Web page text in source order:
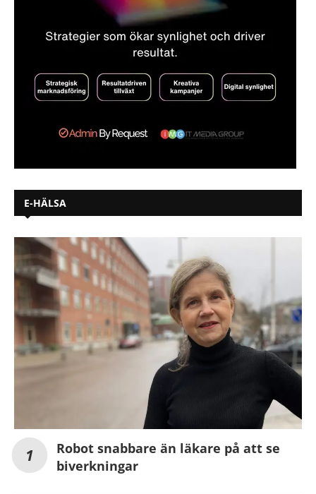
E-HÄLSA
Robot snabbare än läkare på att se
biverkningar